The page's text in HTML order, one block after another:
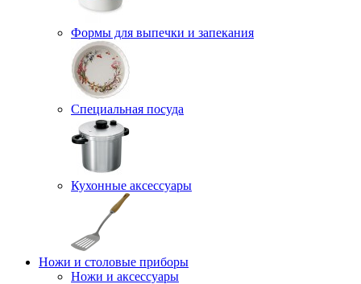
Формы для выпечки и запекания
Специальная посуда
Кухонные аксессуары
Ножи и столовые приборы
Ножи и аксессуары